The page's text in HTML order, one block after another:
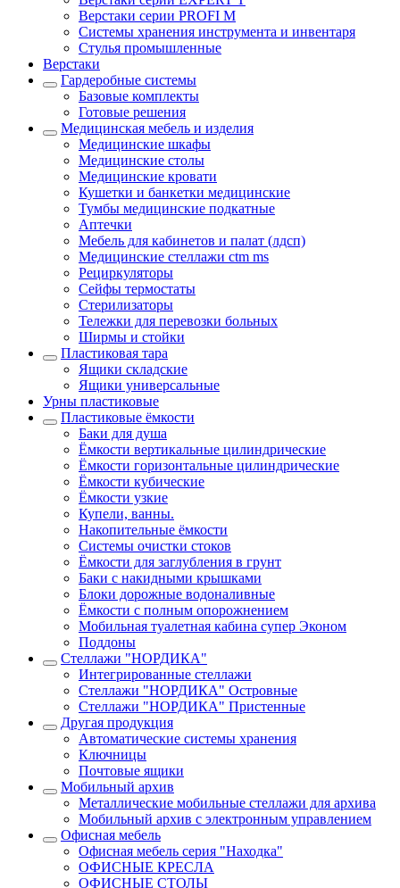
Верстаки серии PROFI M
Системы хранения инструмента и инвентаря
Стулья промышленные
Верстаки
Гардеробные системы
Базовые комплекты
Готовые решения
Медицинская мебель и изделия
Медицинские шкафы
Медицинские столы
Медицинские кровати
Кушетки и банкетки медицинские
Тумбы медицинские подкатные
Аптечки
Мебель для кабинетов и палат (лдсп)
Медицинские стеллажи ctm ms
Рециркуляторы
Сейфы термостаты
Стерилизаторы
Тележки для перевозки больных
Ширмы и стойки
Пластиковая тара
Ящики складские
Ящики универсальные
Урны пластиковые
Пластиковые ёмкости
Баки для душа
Ёмкости вертикальные цилиндрические
Ёмкости горизонтальные цилиндрические
Ёмкости кубические
Ёмкости узкие
Купели, ванны.
Накопительные ёмкости
Системы очистки стоков
Ёмкости для заглубления в грунт
Баки с накидными крышками
Блоки дорожные водоналивные
Ёмкости с полным опорожнением
Мобильная туалетная кабина супер Эконом
Поддоны
Стеллажи "НОРДИКА"
Интегрированные стеллажи
Стеллажи "НОРДИКА" Островные
Стеллажи "НОРДИКА" Пристенные
Другая продукция
Автоматические системы хранения
Ключницы
Почтовые ящики
Мобильный архив
Металлические мобильные стеллажи для архива
Мобильный архив с электронным управлением
Офисная мебель
Офисная мебель серия "Находка"
ОФИСНЫЕ КРЕСЛА
ОФИСНЫЕ СТОЛЫ